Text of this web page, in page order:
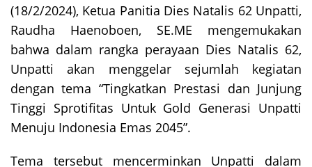
(18/2/2024), Ketua Panitia Dies Natalis 62 Unpatti,
Raudha Haenoboen, SE.ME mengemukakan
bahwa dalam rangka perayaan Dies Natalis 62,
Unpatti akan menggelar sejumlah kegiatan
dengan tema “Tingkatkan Prestasi dan Junjung
Tinggi Sprotifitas Untuk Gold Generasi Unpatti
Menuju Indonesia Emas 2045”.
Tema tersebut mencerminkan Unpatti dalam